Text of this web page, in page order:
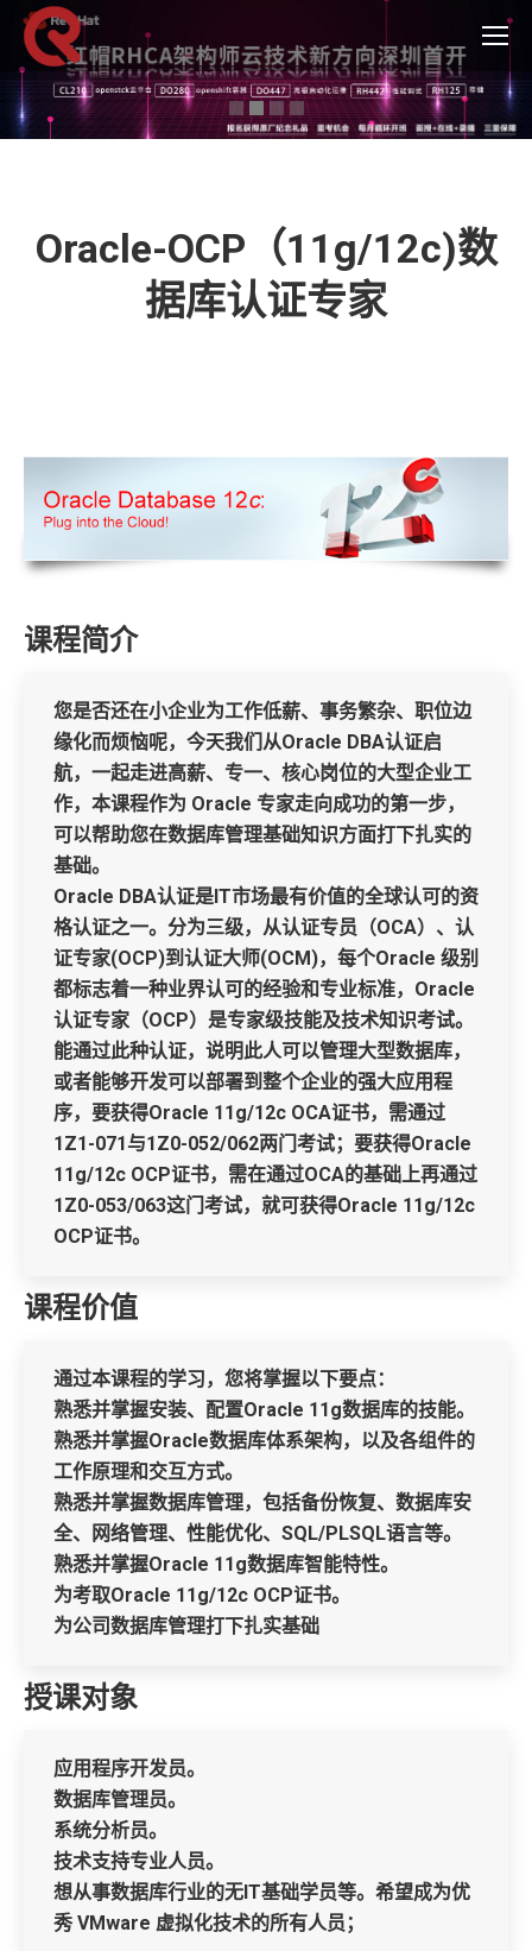
Oracle-OCP（11g/12c)数
据库认证专家
课程简介
您是否还在小企业为工作低薪、事务繁杂、职位边
缘化而烦恼呢，今天我们从Oracle DBA认证启
航，一起走进高薪、专一、核心岗位的大型企业工
作，本课程作为 Oracle 专家走向成功的第一步，
可以帮助您在数据库管理基础知识方面打下扎实的
基础。
Oracle DBA认证是IT市场最有价值的全球认可的资
格认证之一。分为三级，从认证专员（OCA）、认
证专家(OCP)到认证大师(OCM)，每个Oracle 级别
都标志着一种业界认可的经验和专业标准，Oracle
认证专家（OCP）是专家级技能及技术知识考试。
能通过此种认证，说明此人可以管理大型数据库，
或者能够开发可以部署到整个企业的强大应用程
序，要获得Oracle 11g/12c OCA证书，需通过
1Z1-071与1Z0-052/062两门考试；要获得Oracle
11g/12c OCP证书，需在通过OCA的基础上再通过
1Z0-053/063这门考试，就可获得Oracle 11g/12c
OCP证书。
课程价值
通过本课程的学习，您将掌握以下要点：
熟悉并掌握安装、配置Oracle 11g数据库的技能。
熟悉并掌握Oracle数据库体系架构，以及各组件的
工作原理和交互方式。
熟悉并掌握数据库管理，包括备份恢复、数据库安
全、网络管理、性能优化、SQL/PLSQL语言等。
熟悉并掌握Oracle 11g数据库智能特性。
为考取Oracle 11g/12c OCP证书。
为公司数据库管理打下扎实基础
授课对象
应用程序开发员。
数据库管理员。
系统分析员。
技术支持专业人员。
想从事数据库行业的无IT基础学员等。希望成为优
秀 VMware 虚拟化技术的所有人员；